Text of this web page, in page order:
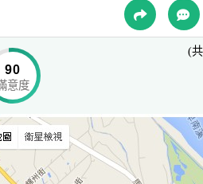
90
意度
(